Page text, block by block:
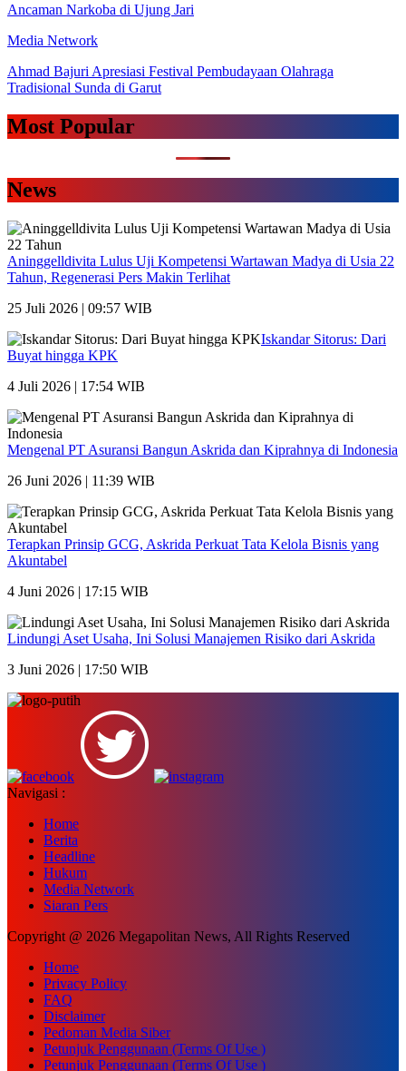
Ancaman Narkoba di Ujung Jari
Media Network
Ahmad Bajuri Apresiasi Festival Pembudayaan Olahraga
Tradisional Sunda di Garut
Most Popular
News
Aninggelldivita Lulus Uji Kompetensi Wartawan Madya di Usia 22
Tahun, Regenerasi Pers Makin Terlihat
25 Juli 2026 | 09:57 WIB
Iskandar Sitorus: Dari
Buyat hingga KPK
4 Juli 2026 | 17:54 WIB
Mengenal PT Asuransi Bangun Askrida dan Kiprahnya di Indonesia
26 Juni 2026 | 11:39 WIB
Terapkan Prinsip GCG, Askrida Perkuat Tata Kelola Bisnis yang
Akuntabel
4 Juni 2026 | 17:15 WIB
Lindungi Aset Usaha, Ini Solusi Manajemen Risiko dari Askrida
3 Juni 2026 | 17:50 WIB
Navigasi :
Home
Berita
Headline
Hukum
Media Network
Siaran Pers
Copyright @ 2026 Megapolitan News, All Rights Reserved
Home
Privacy Policy
FAQ
Disclaimer
Pedoman Media Siber
Petunjuk Penggunaan (Terms Of Use )
Petunjuk Penggunaan (Terms Of Use )